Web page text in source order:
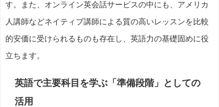
す。また、オンライン英会話サービスの中にも、アメリカ
人講師などネイティブ講師による質の高いレッスンを比較
的安価に受けられるものも存在し、英語力の基礎固めに役
立ちます。
英語で主要科目を学ぶ「準備段階」としての
活用